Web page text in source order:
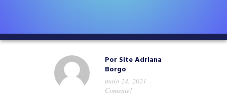
Por Site Adriana
Borgo
maio 24, 2021
Comente!